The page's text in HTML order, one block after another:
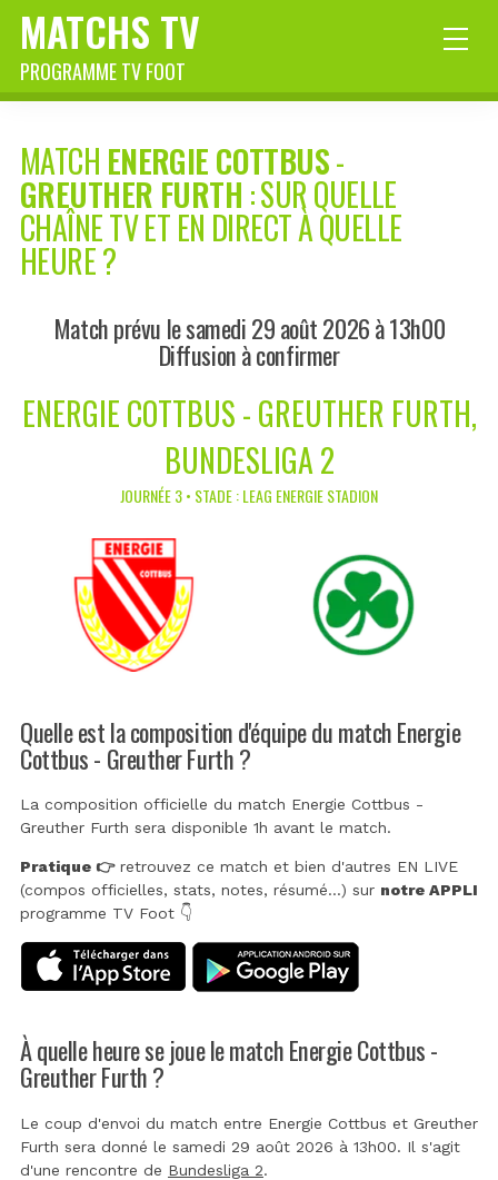
MATCHS TV
PROGRAMME TV FOOT
MATCH ENERGIE COTTBUS-
GREUTHER FURTH : SUR QUELLE
CHAÎNE TV ET EN DIRECT À QUELLE
HEURE ?
Match prévu le samedi 29 août 2026 à 13h00
Diffusion à confirmer
ENERGIE COTTBUS - GREUTHER FURTH,
BUNDESLIGA 2
JOURNÉE 3 • STADE : LEAG ENERGIE STADION
Quelle est la composition d'équipe du match Energie
Cottbus - Greuther Furth ?
La composition officielle du match Energie Cottbus -
Greuther Furth sera disponible 1h avant le match.
Pratique 👉retrouvez ce match et bien d'autres EN LIVE
(compos officielles, stats, notes, résumé...) sur notre APPLI
programme TV Foot 👇
À quelle heure se joue le match Energie Cottbus -
Greuther Furth ?
Le coup d'envoi du match entre Energie Cottbus et Greuther
Furth sera donné le samedi 29 août 2026 à 13h00. Il s'agit
d'une rencontre de Bundesliga 2.